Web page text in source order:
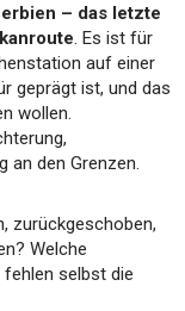
– das letzte
. Es ist für
auf einer
geprägt ist, und das
wollen.
an den Grenzen.
zurückgeschoben,
Welche
selbst die